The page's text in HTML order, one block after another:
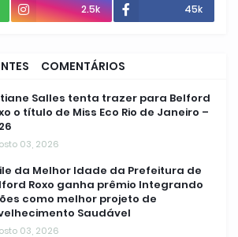
2.5k 45k
COMENTÁRIOS
Salles tenta trazer para Belford
o título de Miss Eco Rio de Janeiro –
03, 2026
da Melhor Idade da Prefeitura de
Roxo ganha prêmio Integrando
como melhor projeto de
Saudável
03, 2026